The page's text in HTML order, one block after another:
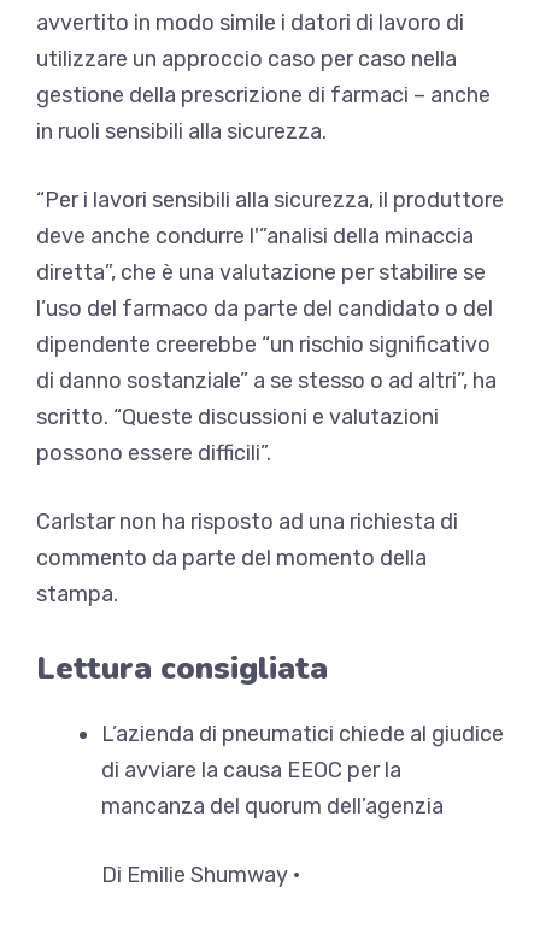
avvertito in modo simile i datori di lavoro di
utilizzare un approccio caso per caso nella
gestione della prescrizione di farmaci – anche
in ruoli sensibili alla sicurezza.
“Per i lavori sensibili alla sicurezza, il produttore
deve anche condurre l'”analisi della minaccia
diretta”, che è una valutazione per stabilire se
l’uso del farmaco da parte del candidato o del
dipendente creerebbe “un rischio significativo
di danno sostanziale” a se stesso o ad altri”, ha
scritto. “Queste discussioni e valutazioni
possono essere difficili”.
Carlstar non ha risposto ad una richiesta di
commento da parte del momento della
stampa.
Lettura consigliata
L’azienda di pneumatici chiede al giudice
di avviare la causa EEOC per la
mancanza del quorum dell’agenzia
Di Emilie Shumway •